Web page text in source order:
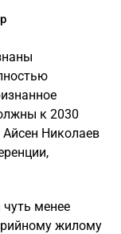
к 2030
Николаев
чуть менее
жилому